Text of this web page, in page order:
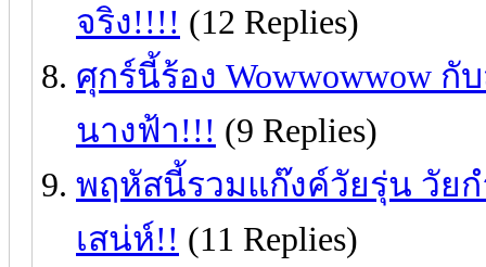
จริง!!!! (12 Replies)
ศุกร์นี้ร้อง Wowwowwow
นางฟ้า!!! (9 Replies)
พฤหัสนี้รวมแก๊งค์วัยรุ่น วัย
เสน่ห์!! (11 Replies)